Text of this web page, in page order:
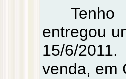
entregou
15/6/
venda, em